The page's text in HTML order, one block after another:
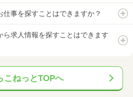
事を探すことはできますか？
ら求人情報を探すことはできます
こねっとTOPへ